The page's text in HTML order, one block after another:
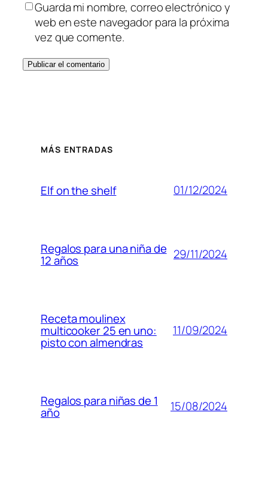
Guarda mi nombre, correo electrónico y
web en este navegador para la próxima
vez que comente.
MÁS ENTRADAS
Elf on the shelf 01/12/2024
Regalos para una niña de
12 años 29/11/2024
Receta moulinex
multicooker 25 en uno:
pisto con almendras
11/09/2024
Regalos para niñas de 1
año 15/08/2024